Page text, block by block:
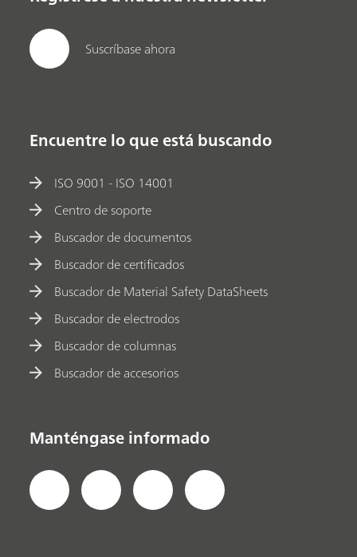
Suscríbase ahora
Encuentre lo que está buscando
ISO 9001 - ISO 14001
Centro de soporte
Buscador de documentos
Buscador de certificados
Buscador de Material Safety DataSheets
Buscador de electrodos
Buscador de columnas
Buscador de accesorios
Manténgase informado